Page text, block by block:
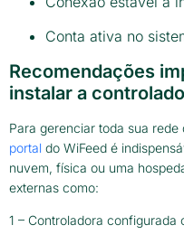
Conta ativa no
Recomendações
instalar a
Para gerenciar toda sua
portal do WiFeed é
nuvem, física ou uma
externas como:
1 – Controladora configurada